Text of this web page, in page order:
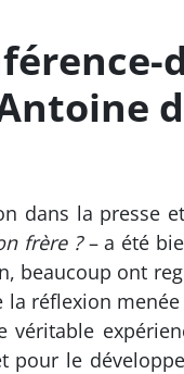
dans la presse
frère ?– a été
ont
réflexion
véritable
le